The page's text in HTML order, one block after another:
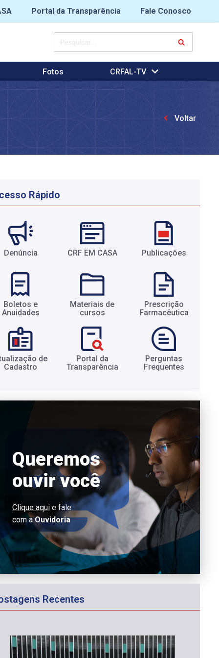
Portal da Transparência
Fale Conosco
Fotos CRFAL-TV
Voltar
Rápido
Denúncia CRF EM CASA Publicações
Boletos e
Anuidades​
Materiais de
cursos​
Prescrição
Farmacêutica​
de
Cadastro​
Portal da
Transparência​
Perguntas
Frequentes​
Queremos
ouvir você
Clique aquie fale
com aOuvidoria
Recentes